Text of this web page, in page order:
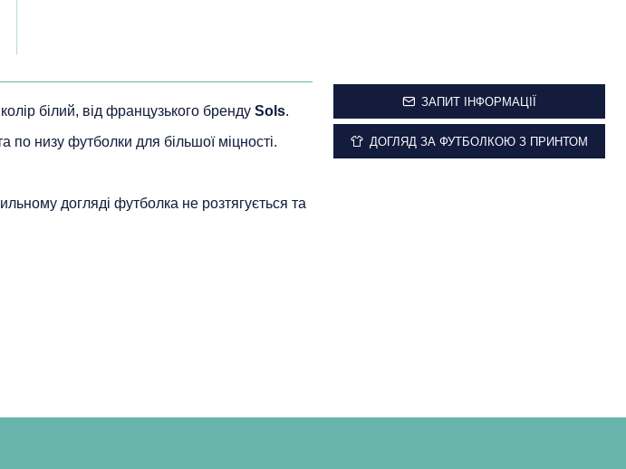
білий, від французького бренду Sols.
по низу футболки для більшої міцності.
догляді футболка не розтягується та
ЗАПИТ ІНФОРМАЦІЇ
ДОГЛЯД ЗА ФУТБОЛКОЮ З ПРИНТОМ